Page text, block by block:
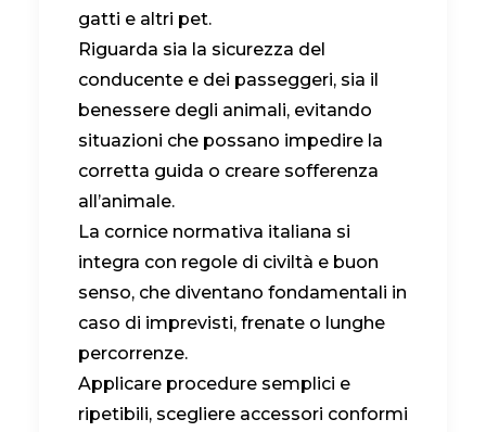
gatti e altri pet.
Riguarda sia la sicurezza del
conducente e dei passeggeri, sia il
benessere degli animali, evitando
situazioni che possano impedire la
corretta guida o creare sofferenza
all’animale.
La cornice normativa italiana si
integra con regole di civiltà e buon
senso, che diventano fondamentali in
caso di imprevisti, frenate o lunghe
percorrenze.
Applicare procedure semplici e
ripetibili, scegliere accessori conformi